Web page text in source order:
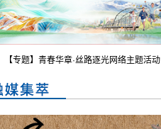
【专题】青春华章·丝路逐光网络主题活动